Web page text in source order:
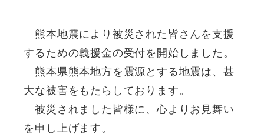
熊本地震により被災された皆さんを支援
するための義援金の受付を開始しました。
熊本県熊本地方を震源とする地震は、甚
大な被害をもたらしております。
被災されました皆様に、心よりお見舞い
を申し上げます。